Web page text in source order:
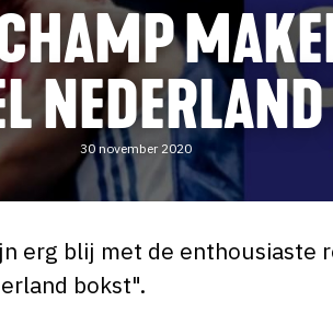
30 november 2020
erg blij met de enthousiaste
bokst".